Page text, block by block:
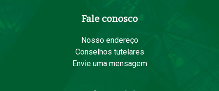
Fale conosco
Nosso endereço
Conselhos tutelares
Envie uma mensagem